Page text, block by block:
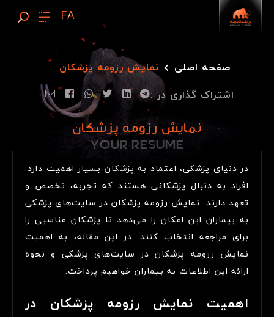
صفحه اصلی
نمایش رزومه پزشکان
اشتراک گذاری در :
نمایش رزومه پزشکان
YOUR RESUME
YOUR RESUME
در دنیای پزشکی، اعتماد به پزشکان بسیار اهمیت دارد.
افراد به دنبال پزشکانی هستند که تجربه، تخصص و
تعهد دارند. نمایش رزومه پزشکان در سایت‌های پزشکی
به بیماران این امکان را می‌دهد تا پزشکان مناسبی را
برای مراجعه انتخاب کنند. در این مقاله، به اهمیت
نمایش رزومه پزشکان در سایت‌های پزشکی و نحوه
ارائه این اطلاعات به بیماران خواهیم پرداخت.
اهمیت نمایش رزومه پزشکان در